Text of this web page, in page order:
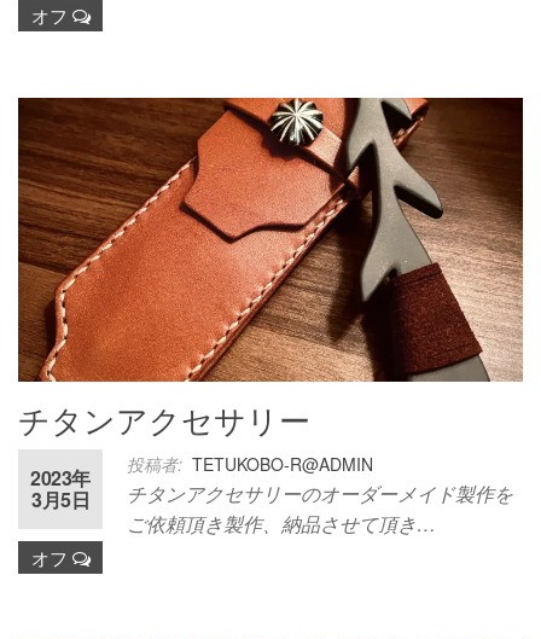
オフ
チタンアクセサリー
投稿者: TETUKOBO-R@ADMIN
2023年
3月5日
オフ
チタンアクセサリーのオーダーメイド製作を
ご依頼頂き製作、納品させて頂き…